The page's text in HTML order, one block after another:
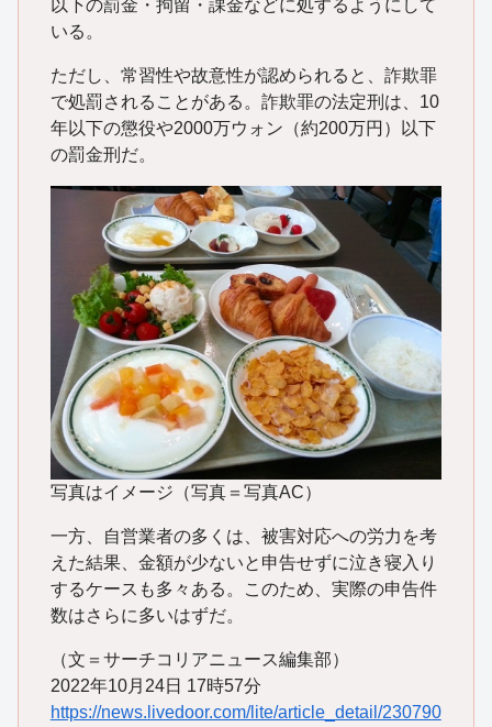
以下の罰金・拘留・課金などに処するようにして
いる。
ただし、常習性や故意性が認められると、詐欺罪
で処罰されることがある。詐欺罪の法定刑は、10
年以下の懲役や2000万ウォン（約200万円）以下
の罰金刑だ。
写真はイメージ（写真＝写真AC）
一方、自営業者の多くは、被害対応への労力を考
えた結果、金額が少ないと申告せずに泣き寝入り
するケースも多々ある。このため、実際の申告件
数はさらに多いはずだ。
（文＝サーチコリアニュース編集部）
2022年10月24日 17時57分
https://news.livedoor.com/lite/article_detail/230790